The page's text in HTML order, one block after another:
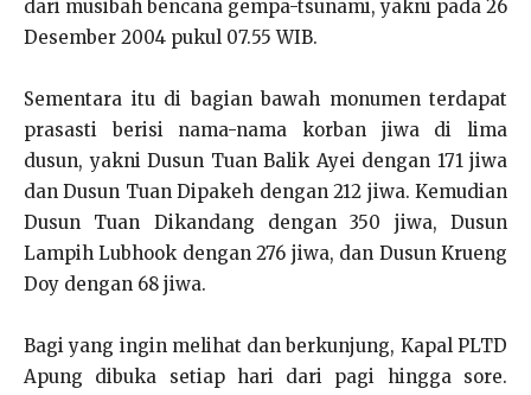
dari musibah bencana gempa-tsunami, yakni pada 26
Desember 2004 pukul 07.55 WIB.
Sementara itu di bagian bawah monumen terdapat
prasasti berisi nama-nama korban jiwa di lima
dusun, yakni Dusun Tuan Balik Ayei dengan 171 jiwa
dan Dusun Tuan Dipakeh dengan 212 jiwa. Kemudian
Dusun Tuan Dikandang dengan 350 jiwa, Dusun
Lampih Lubhook dengan 276 jiwa, dan Dusun Krueng
Doy dengan 68 jiwa.
Bagi yang ingin melihat dan berkunjung, Kapal PLTD
Apung dibuka setiap hari dari pagi hingga sore.